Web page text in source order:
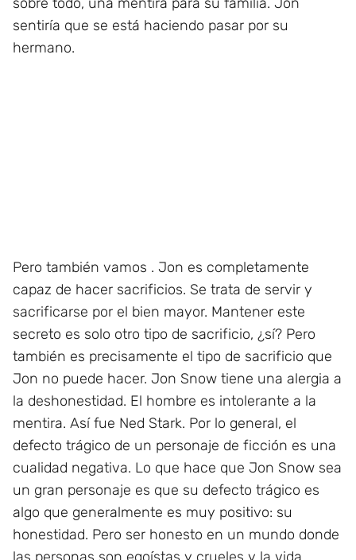
sentiría que se está haciendo pasar por su
hermano.
Pero también vamos . Jon es completamente
capaz de hacer sacrificios. Se trata de servir y
sacrificarse por el bien mayor. Mantener este
secreto es solo otro tipo de sacrificio, ¿sí? Pero
también es precisamente el tipo de sacrificio que
Jon no puede hacer. Jon Snow tiene una alergia a
la deshonestidad. El hombre es intolerante a la
mentira. Así fue Ned Stark. Por lo general, el
defecto trágico de un personaje de ficción es una
cualidad negativa. Lo que hace que Jon Snow sea
un gran personaje es que su defecto trágico es
algo que generalmente es muy positivo: su
honestidad. Pero ser honesto en un mundo donde